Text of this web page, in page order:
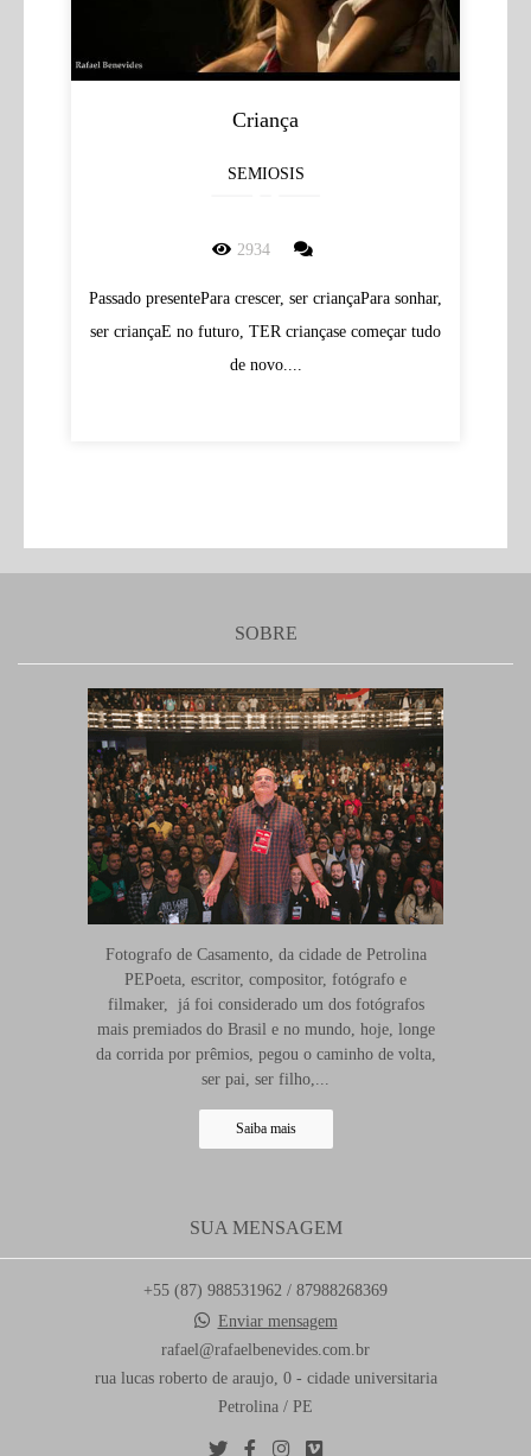
Criança
SEMIOSIS
2934
Passado presentePara crescer, ser criançaPara sonhar,
ser criançaE no futuro, TER criançase começar tudo
de novo....
SOBRE
Fotografo de Casamento, da cidade de Petrolina
PEPoeta, escritor, compositor, fotógrafo e
filmaker, já foi considerado um dos fotógrafos
mais premiados do Brasil e no mundo, hoje, longe
da corrida por prêmios, pegou o caminho de volta,
ser pai, ser filho,...
Saiba mais
SUA MENSAGEM
+55 (87) 988531962 / 87988268369
Enviar mensagem
rafael@rafaelbenevides.com.br
rua lucas roberto de araujo, 0 - cidade universitaria
Petrolina / PE